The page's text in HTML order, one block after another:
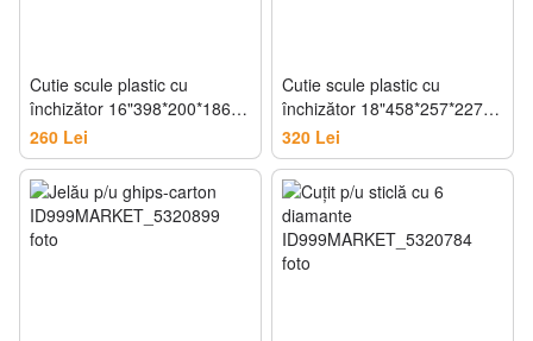
Cutie scule plastic cu
închizător 16"398*200*186 /
35716
260 Lei
Cutie scule plastic cu
închizător 18"458*257*227 /
35718
320 Lei